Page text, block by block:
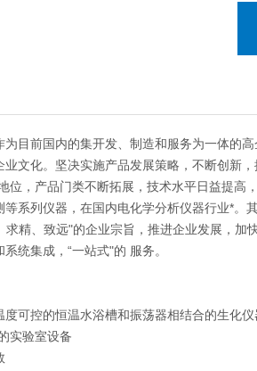
为目前国内的集开发、制造和服务为一体的
文化。坚决实施产品发展策略，不断创新
位，产品门类不断拓展，技术水平日益提
系列仪器，在国内电化学分析仪器行业*。
求精、致远"的企业宗旨，推进企业发展，
统集成，“一站式"的 服务。
度可控的恒温水浴槽和振荡器相结合的生化
实验室设备